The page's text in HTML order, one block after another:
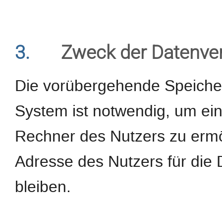
3. Zweck der
Die vorübergehende
System ist notwendig, um
Rechner des Nutzers zu
Adresse des Nutzers für die
bleiben.